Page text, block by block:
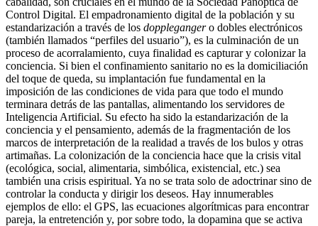
Control Digital. El empadronamiento digital de la población y su
estandarización a través de los dopplegangero dobles electrónicos
(también llamados “perfiles del usuario”), es la culminación de un
proceso de acorralamiento, cuya finalidad es capturar y colonizar la
conciencia. Si bien el confinamiento sanitario no es la domiciliación
del toque de queda, su implantación fue fundamental en la
imposición de las condiciones de vida para que todo el mundo
terminara detrás de las pantallas, alimentando los servidores de
Inteligencia Artificial. Su efecto ha sido la estandarización de la
conciencia y el pensamiento, además de la fragmentación de los
marcos de interpretación de la realidad a través de los bulos y otras
artimañas. La colonización de la conciencia hace que la crisis vital
(ecológica, social, alimentaria, simbólica, existencial, etc.) sea
también una crisis espiritual. Ya no se trata solo de adoctrinar sino de
controlar la conducta y dirigir los deseos. Hay innumerables
ejemplos de ello: el GPS, las ecuaciones algorítmicas para encontrar
pareja, la entretención y, por sobre todo, la dopamina que se activa